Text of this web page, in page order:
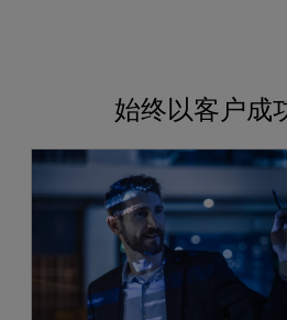
始终以客户成